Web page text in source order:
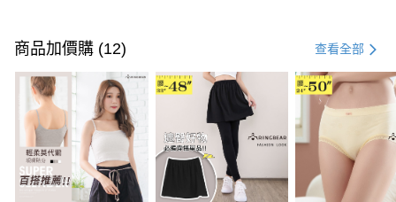
信用卡一次付款
超商取貨付款
LINE Pay
Apple Pay
街口支付
商品加價購 (12) 查看全部